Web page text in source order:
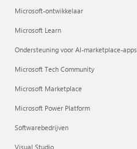
Microsoft-ontwikkelaar
Microsoft Learn
Ondersteuning voor AI-marketplace-apps
Microsoft Tech Community
Microsoft Marketplace
Microsoft Power Platform
Softwarebedrijven
Visual Studio